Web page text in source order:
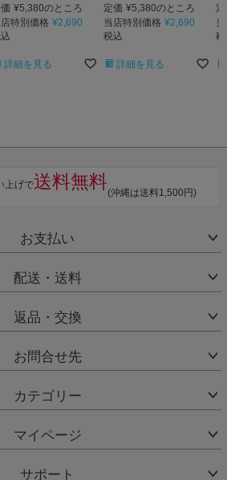
¥5,380のところ
特別価格 ¥2,690
詳細を見る
定価 ¥5,380のところ
当店特別価格 ¥2,690
税込
詳細を見る
税
上げで送料無料
(沖縄は送料1,500円)
お支払い
配送・送料
返品・交換
お問合せ先
カテゴリー
マイページ
サポート